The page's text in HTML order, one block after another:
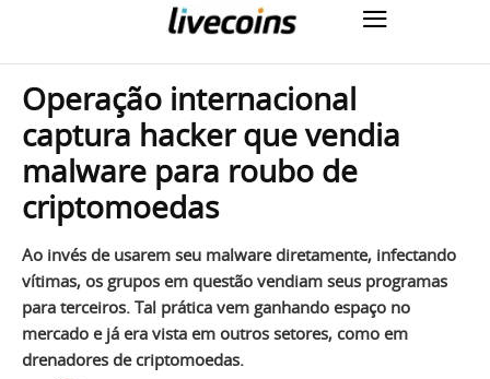
Operação internacional
captura hacker que vendia
malware para roubo de
criptomoedas
Ao invés de usarem seu malware diretamente, infectando
vítimas, os grupos em questão vendiam seus programas
para terceiros. Tal prática vem ganhando espaço no
mercado e já era vista em outros setores, como em
drenadores de criptomoedas.